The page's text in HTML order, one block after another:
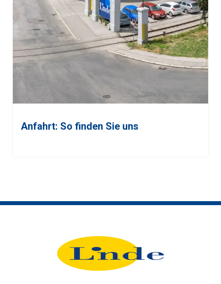
Anfahrt: So finden Sie uns